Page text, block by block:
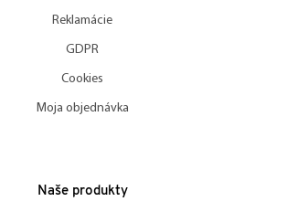
Reklamácie
GDPR
Cookies
Moja objednávka
Naše produkty